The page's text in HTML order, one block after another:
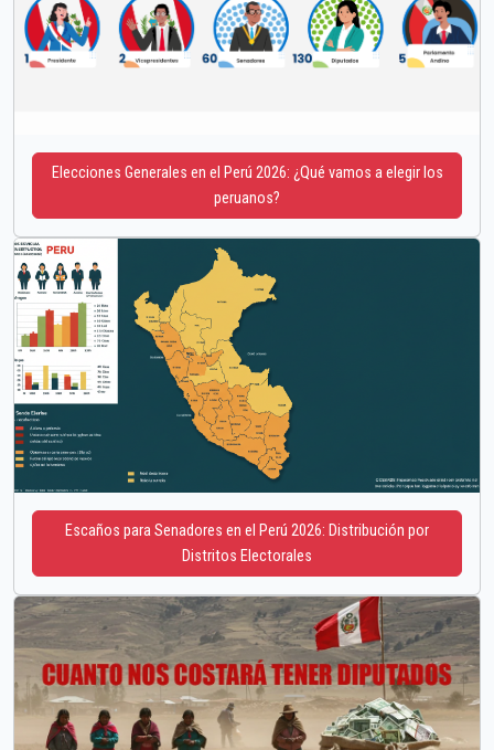
Elecciones Generales en el Perú 2026: ¿Qué vamos a elegir los
peruanos?
Escaños para Senadores en el Perú 2026: Distribución por
Distritos Electorales